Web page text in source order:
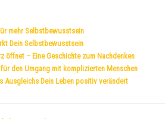
mehr Selbstbewusstsein
Dein Selbstbewusstsein
öffnet – Eine Geschichte zum Nachdenken
den Umgang mit komplizierten Menschen
Ausgleichs Dein Leben positiv verändert